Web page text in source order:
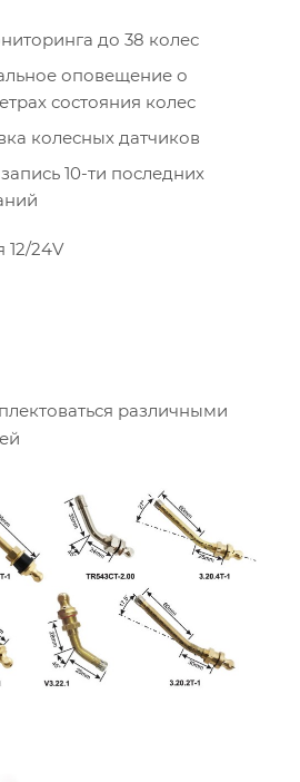
до 38 колес
оповещение о
состояния колес
колесных датчиков
10-ти последних
12/24V
различными